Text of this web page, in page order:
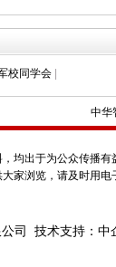
校同学会
中华
均出于为公众传播
家浏览，请及时用
司 技术支持：